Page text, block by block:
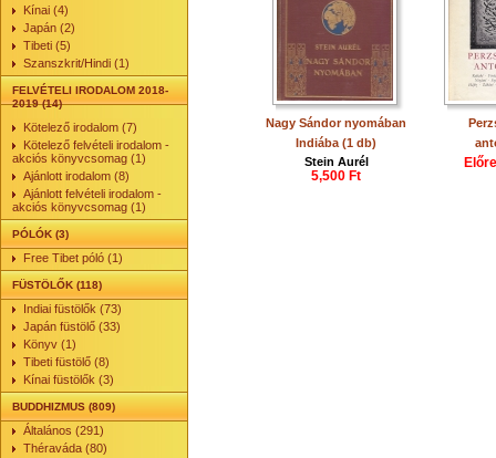
Kínai (4)
Japán (2)
Tibeti (5)
Szanszkrit/Hindi (1)
FELVÉTELI IRODALOM 2018-
2019 (14)
Kötelező irodalom (7)
Kötelező felvételi irodalom -
akciós könyvcsomag (1)
Ajánlott irodalom (8)
Ajánlott felvételi irodalom -
akciós könyvcsomag (1)
PÓLÓK (3)
Free Tibet póló (1)
FÜSTÖLŐK (118)
Indiai füstölők (73)
Japán füstölő (33)
Könyv (1)
Tibeti füstölő (8)
Kínai füstölők (3)
BUDDHIZMUS (809)
Általános (291)
Théraváda (80)
Nagy Sándor nyomában
Indiába (1 db)
Stein Aurél
5,500 Ft